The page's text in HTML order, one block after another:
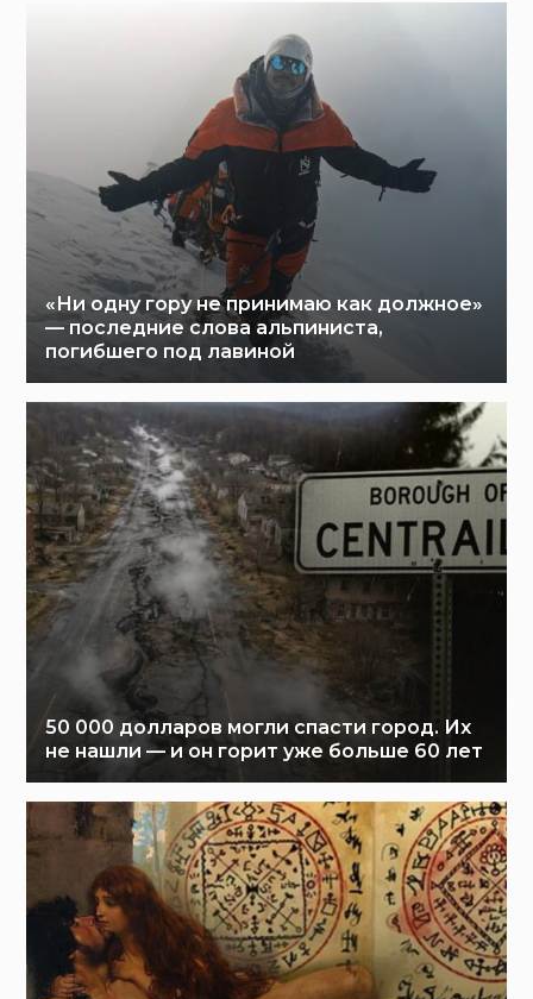
«Ни одну гору не принимаю как должное»
— последние слова альпиниста,
погибшего под лавиной
50 000 долларов могли спасти город. Их
не нашли — и он горит уже больше 60 лет